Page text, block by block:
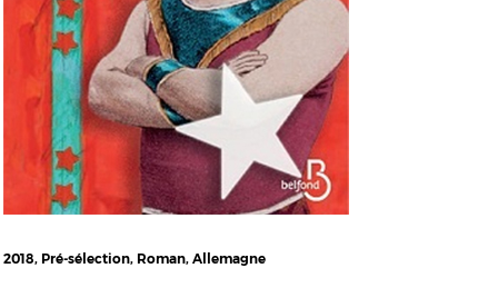
2018, Pré-sélection, Roman, Allemagne